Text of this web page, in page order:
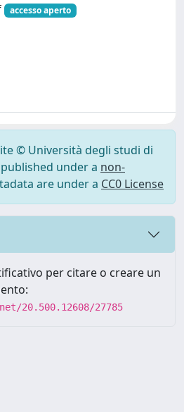
accesso aperto
© Università degli studi di
under a non-
are under a CC0 License
per citare o creare un
20.500.12608/27785